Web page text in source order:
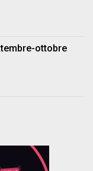
ottobre